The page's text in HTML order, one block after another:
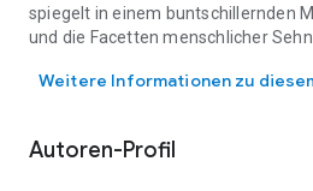
spiegelt in einem buntschillernden
und die Facetten menschlicher
verewigen, stehen neben
Witwen. Klagen über die Not armer
Weitere Informationen zu
Autoren-Profil